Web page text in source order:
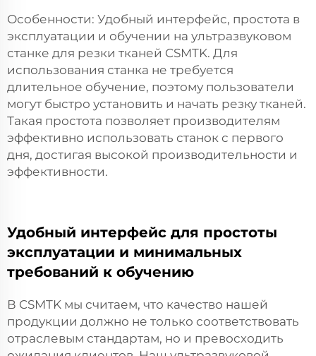
Особенности: Удобный интерфейс, простота в
эксплуатации и обучении на ультразвуковом
станке для резки тканей CSMTK. Для
использования станка не требуется
длительное обучение, поэтому пользователи
могут быстро установить и начать резку тканей.
Такая простота позволяет производителям
эффективно использовать станок с первого
дня, достигая высокой производительности и
эффективности.
Удобный интерфейс для простоты
эксплуатации и минимальных
требований к обучению
В CSMTK мы считаем, что качество нашей
продукции должно не только соответствовать
отраслевым стандартам, но и превосходить